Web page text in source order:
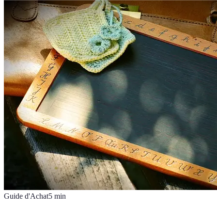
Guide d'Achat5 min